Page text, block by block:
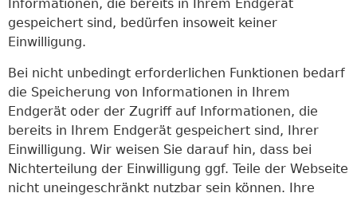
Informationen, die bereits in Ihrem Endgerät
gespeichert sind, bedürfen insoweit keiner
Einwilligung.
Bei nicht unbedingt erforderlichen Funktionen bedarf
die Speicherung von Informationen in Ihrem
Endgerät oder der Zugriff auf Informationen, die
bereits in Ihrem Endgerät gespeichert sind, Ihrer
Einwilligung. Wir weisen Sie darauf hin, dass bei
Nichterteilung der Einwilligung ggf. Teile der Webseite
nicht uneingeschränkt nutzbar sein können. Ihre